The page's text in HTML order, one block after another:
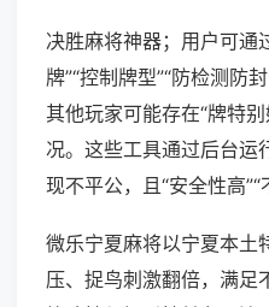
决胜麻将神器；用户可通
牌”“控制牌型”“防检测防
其他玩家可能存在“牌特
况。这些工具通过后台运
现不平公，且“安全性高”“
微乐宁夏麻将以宁夏本土
压、捉鸟刺激翻倍，满足